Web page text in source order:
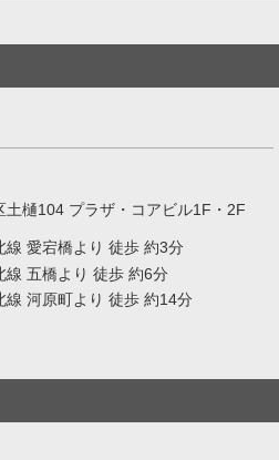
土樋104 プラザ・コアビル1F・2F
線 愛宕橋より 徒歩 約3分
線 五橋より 徒歩 約6分
線 河原町より 徒歩 約14分